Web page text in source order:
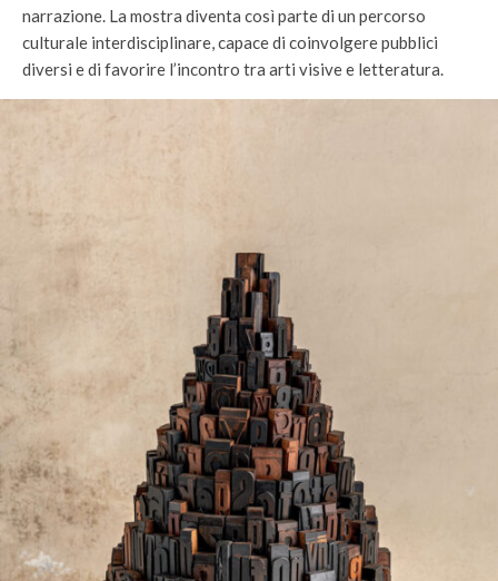
narrazione. La mostra diventa così parte di un percorso
culturale interdisciplinare, capace di coinvolgere pubblici
diversi e di favorire l’incontro tra arti visive e letteratura.